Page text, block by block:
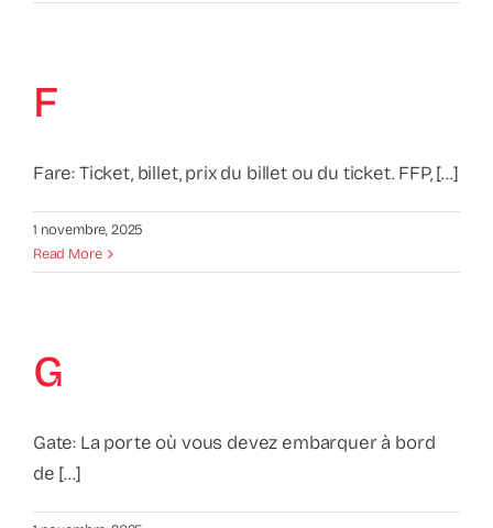
F
Fare: Ticket, billet, prix du billet ou du ticket. FFP, [...]
1 novembre, 2025
Read More
G
Gate: La porte où vous devez embarquer à bord
de [...]